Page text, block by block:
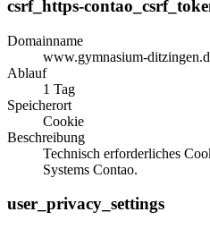
csrf_https-
Domainname
www.gymnasium-
Ablauf
1 Tag
Speicherort
Cookie
Beschreibung
Technisch erforderliches
Systems Contao.
user_privacy_settings